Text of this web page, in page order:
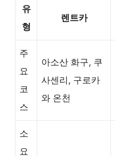
유
형
렌트카
주
요
코
스
아소산 화구, 쿠
사센리, 구로카
와 온천
소
요